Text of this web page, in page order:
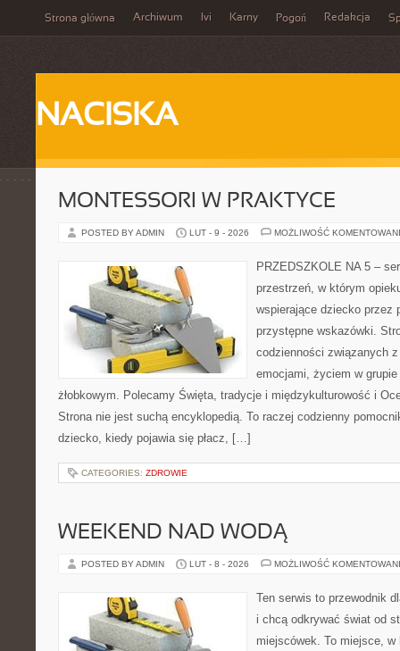
Strona główna Archiwum Ivi Karny Pogoń Redakcja
NACISKA
MONTESSORI W PRAKTYCE
POSTED BY ADMIN LUT - 9 - 2026 MOŻLIWOŚĆ
PRZEDSZKOLE NA 5 –
przestrzeń, w którym
wspierające dziecko przez
przystępne wskazówki.
codzienności związanych
emocjami, życiem w
żłobkowym. Polecamy Święta, tradycje i międzykulturowość i
Strona nie jest suchą encyklopedią. To raczej codzienny
dziecko, kiedy pojawia się płacz, […]
CATEGORIES: ZDROWIE
WEEKEND NAD WODĄ
POSTED BY ADMIN LUT - 8 - 2026 MOŻLIWOŚĆ
Ten serwis to przewodnik
i chcą odkrywać świat od
miejscówek. To miejsce,